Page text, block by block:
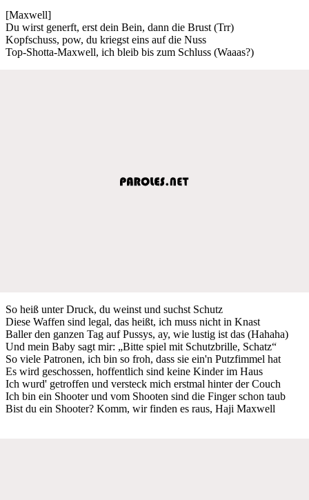
[Maxwell]
Du wirst generft, erst dein Bein, dann die Brust (Trr)
Kopfschuss, pow, du kriegst eins auf die Nuss
Top-Shotta-Maxwell, ich bleib bis zum Schluss (Waaas?)
So heiß unter Druck, du weinst und suchst Schutz
Diese Waffen sind legal, das heißt, ich muss nicht in Knast
Baller den ganzen Tag auf Pussys, ay, wie lustig ist das (Hahaha)
Und mein Baby sagt mir: „Bitte spiel mit Schutzbrille, Schatz“
So viele Patronen, ich bin so froh, dass sie ein'n Putzfimmel hat
Es wird geschossen, hoffentlich sind keine Kinder im Haus
Ich wurd' getroffen und versteck mich erstmal hinter der Couch
Ich bin ein Shooter und vom Shooten sind die Finger schon taub
Bist du ein Shooter? Komm, wir finden es raus, Haji Maxwell